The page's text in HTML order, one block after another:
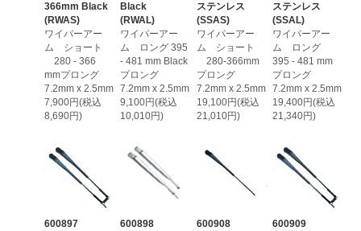
366mm Black
(RWAS)
ワイパーアー
ム ショート
280 - 366
mmプロング
7.2mm x 2.5mm
7,900円(税込
8,690円)
Black
(RWAL)
ワイパーアー
ム ロング 395
- 481 mm Black
プロング
7.2mm x 2.5mm
9,100円(税込
10,010円)
ステンレス
(SSAS)
ワイパーアー
ム ショート
280-366mm
プロング
7.2mm x 2.5mm
19,100円(税込
21,010円)
ステンレス
(SSAL)
ワイパーアー
ム ロング
395 - 481 mm
プロング
7.2mm x 2.5mm
19,400円(税込
21,340円)
600897
600898
600908
600909